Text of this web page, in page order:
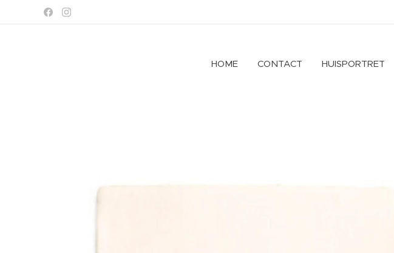
HOME CONTACT HUISPORTRET